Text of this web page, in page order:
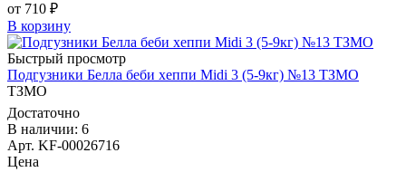
от 710 ₽
В корзину
Быстрый просмотр
Подгузники Белла беби хеппи Midi 3 (5-9кг) №13 ТЗМО
ТЗМО
Достаточно
В наличии: 6
Арт. KF-00026716
Цена